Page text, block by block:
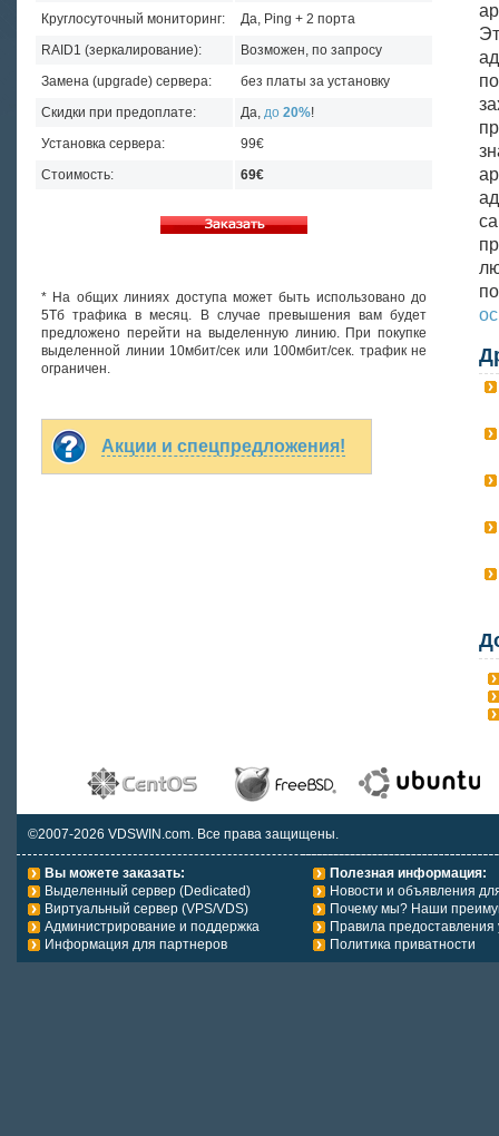
Круглосуточный мониторинг:
Да, Ping + 2 порта
RAID1 (зеркалирование):
Возможен, по запросу
Замена (upgrade) сервера:
без платы за установку
Скидки при предоплате:
Да, до 20%!
Установка сервера:
99€
Стоимость:
69€
* На общих линиях доступа может быть использовано до
5Тб трафика в месяц. В случае превышения вам будет
предложено перейти на выделенную линию. При покупке
выделенной линии 10мбит/сек или 100мбит/сек. трафик не
ограничен.
Акции и спецпредложения!
©2007-2026 VDSWIN.com. Все права защищены.
Вы можете заказать:
Выделенный сервер (Dedicated)
Виртуальный сервер (VPS/VDS)
Администрирование и поддержка
Информация для партнеров
Полезная информация:
Новости и объявления
Почему мы? Наши
Правила предоставления
Политика приватности